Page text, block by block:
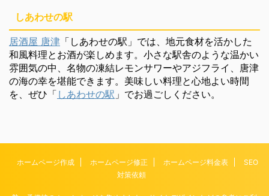
しあわせの駅
居酒屋 唐津 「しあわせの駅」では、地元食材を活かした
和風料理とお酒が楽しめます。小さな駅舎のような温かい
雰囲気の中、名物の凍結レモンサワーやアジフライ、唐津
の海の幸を堪能できます。美味しい料理と心地よい時間
を、ぜひ「 しあわせの駅 」でお過ごしください。
ホームページ作成 ホームページ修正 ホームページ料金表
SEO
対策依頼